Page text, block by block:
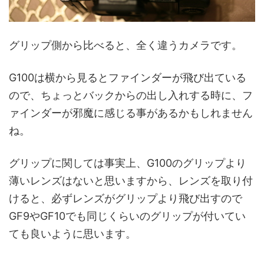
グリップ側から比べると、全く違うカメラです。
G100は横から見るとファインダーが飛び出ている
ので、ちょっとバックからの出し入れする時に、フ
ァインダーが邪魔に感じる事があるかもしれません
ね。
グリップに関しては事実上、G100のグリップより
薄いレンズはないと思いますから、レンズを取り付
けると、必ずレンズがグリップより飛び出すので
GF9やGF10でも同じくらいのグリップが付いてい
ても良いように思います。